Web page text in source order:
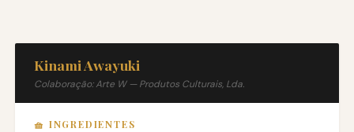
Kinami Awayuki
Colaboração: Arte W — Produtos Culturais, Lda.
🧺 INGREDIENTES